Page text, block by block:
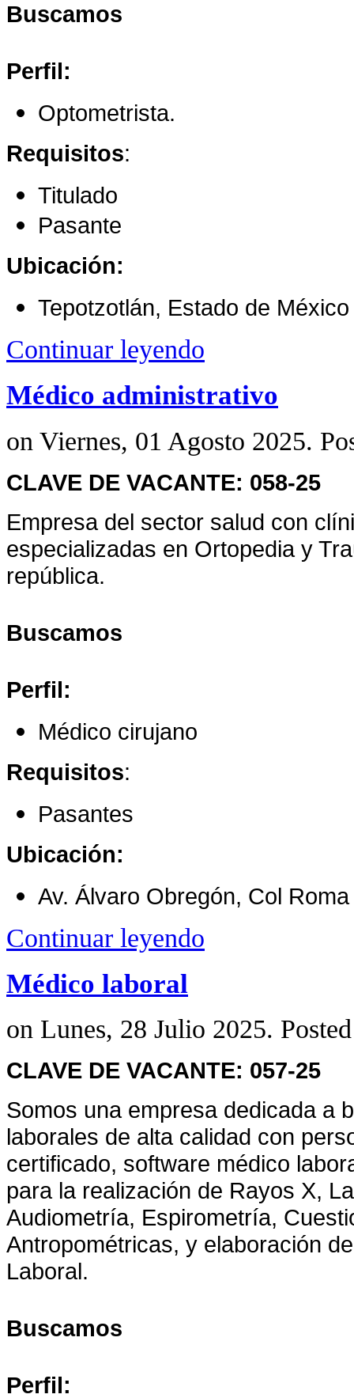
Buscamos
Perfil:
Optometrista.
Requisitos:
Titulado
Pasante
Ubicación:
Tepotzotlán, Estado de
Continuar leyendo
Médico administrativo
on Viernes, 01 Agosto 2025.
CLAVE DE VACANTE: 058-25
Empresa del sector salud con
especializadas en Ortopedia y
república.
Buscamos
Perfil:
Médico cirujano
Requisitos:
Pasantes
Ubicación:
Av. Álvaro Obregón, Col
Continuar leyendo
Médico laboral
on Lunes, 28 Julio 2025.
CLAVE DE VACANTE: 057-25
Somos una empresa dedicada a
laborales de alta calidad con
certificado, software médico
para la realización de Rayos X,
Audiometría, Espirometría,
Antropométricas, y elaboración
Laboral.
Buscamos
Perfil: